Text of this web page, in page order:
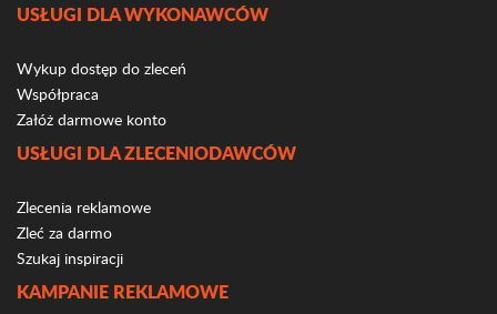
USŁUGI DLA WYKONAWCÓW
Wykup dostęp do zleceń
Współpraca
Załóż darmowe konto
USŁUGI DLA ZLECENIODAWCÓW
Zlecenia reklamowe
Zleć za darmo
Szukaj inspiracji
KAMPANIE REKLAMOWE